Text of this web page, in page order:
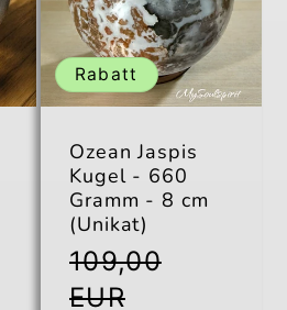
Rabatt
Ozean Jaspis
Kugel - 660
Gramm - 8 cm
(Unikat)
Normaler
Preis
109,00
EUR